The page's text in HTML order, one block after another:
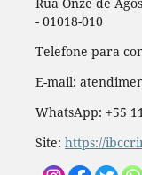
Rua Onze de
- 01018-010
Telefone para
E-mail:
WhatsApp: +55
Site: https://